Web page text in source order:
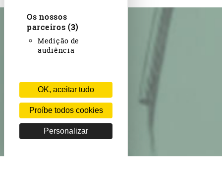
Os nossos
parceiros (3)
Medição de
audiência
OK, aceitar tudo
Proíbe todos cookies
Personalizar